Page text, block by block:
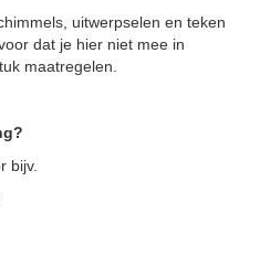
uitwerpselen en teken
dat je hier niet mee in
maatregelen.
bijv.